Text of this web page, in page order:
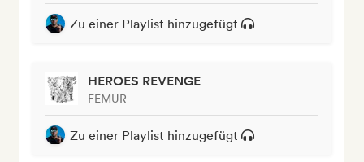
Zu einer Playlist hinzugefügt
HEROES REVENGE
FEMUR
Zu einer Playlist hinzugefügt